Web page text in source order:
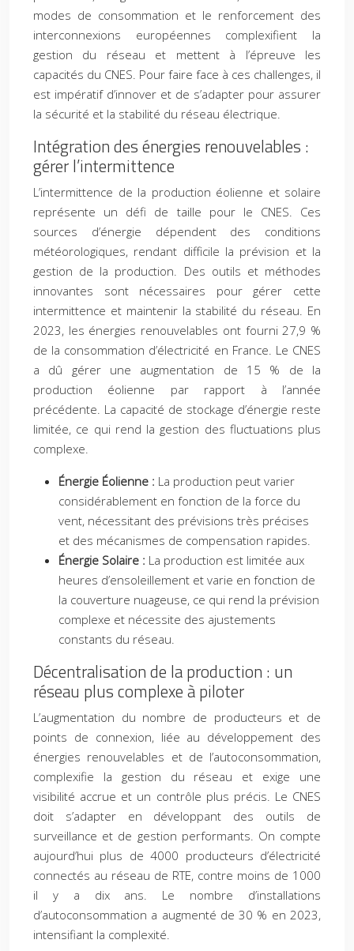
modes de consommation et le renforcement des
interconnexions européennes complexifient la
gestion du réseau et mettent à l’épreuve les
capacités du CNES. Pour faire face à ces challenges, il
est impératif d’innover et de s’adapter pour assurer
la sécurité et la stabilité du réseau électrique.
Intégration des énergies renouvelables :
gérer l’intermittence
L’intermittence de la production éolienne et solaire
représente un défi de taille pour le CNES. Ces
sources d’énergie dépendent des conditions
météorologiques, rendant difficile la prévision et la
gestion de la production. Des outils et méthodes
innovantes sont nécessaires pour gérer cette
intermittence et maintenir la stabilité du réseau. En
2023, les énergies renouvelables ont fourni 27,9 %
de la consommation d’électricité en France. Le CNES
a dû gérer une augmentation de 15 % de la
production éolienne par rapport à l’année
précédente. La capacité de stockage d’énergie reste
limitée, ce qui rend la gestion des fluctuations plus
complexe.
Énergie Éolienne : La production peut varier
considérablement en fonction de la force du
vent, nécessitant des prévisions très précises
et des mécanismes de compensation rapides.
Énergie Solaire : La production est limitée aux
heures d’ensoleillement et varie en fonction de
la couverture nuageuse, ce qui rend la prévision
complexe et nécessite des ajustements
constants du réseau.
Décentralisation de la production : un
réseau plus complexe à piloter
L’augmentation du nombre de producteurs et de
points de connexion, liée au développement des
énergies renouvelables et de l’autoconsommation,
complexifie la gestion du réseau et exige une
visibilité accrue et un contrôle plus précis. Le CNES
doit s’adapter en développant des outils de
surveillance et de gestion performants. On compte
aujourd’hui plus de 4000 producteurs d’électricité
connectés au réseau de RTE, contre moins de 1000
il y a dix ans. Le nombre d’installations
d’autoconsommation a augmenté de 30 % en 2023,
intensifiant la complexité.